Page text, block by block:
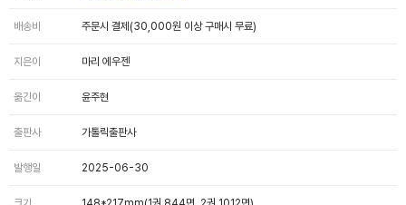
배송비 주문시 결제(30,000원 이상 구매시 무료)
지은이 마리 에우젠
옮긴이 윤주현
출판사 가톨릭출판사
발행일 2025-06-30